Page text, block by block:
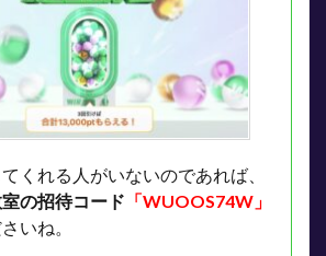
くれる人がいないのであれば、
の招待コード 「WUOOS74W」
いね。